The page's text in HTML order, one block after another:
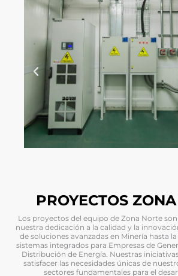
PROYECTOS
Los proyectos del equipo de Zona Norte
nuestra dedicación a la calidad y la
de soluciones avanzadas en Minería hasta
sistemas integrados para Empresas de
Distribución de Energía. Nuestras
satisfacer las necesidades únicas de
sectores fundamentales para el